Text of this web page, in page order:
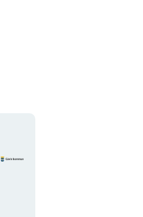
Organisationens